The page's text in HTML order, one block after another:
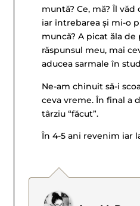
muntă? Ce, mă? Îl
iar întrebarea și mi-o
muncă? A picat ăla
răspunsul meu, mai
aducea sarmale în
Ne-am chinuit să-i
ceva vreme. În final a
târziu “făcut”.
În 4-5 ani revenim iar